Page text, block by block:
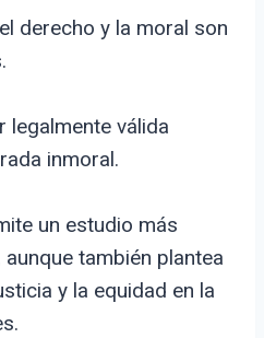
derecho y la moral son
legalmente válida
inmoral.
un estudio más
también plantea
y la equidad en la